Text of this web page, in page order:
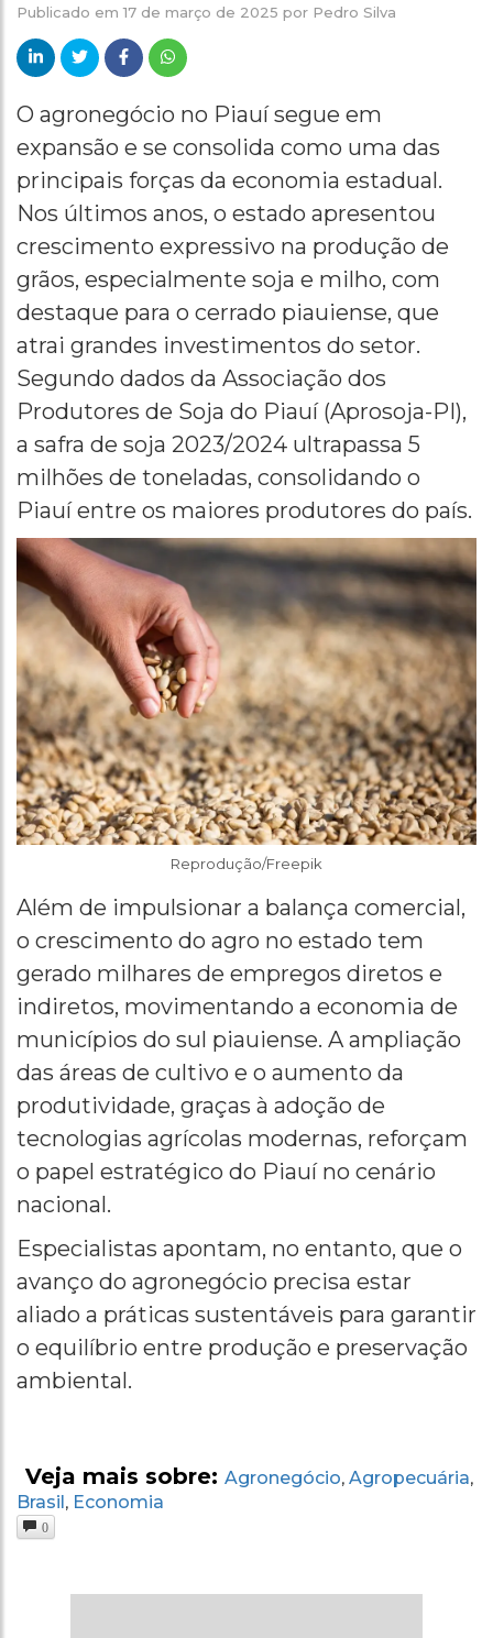
Publicado em17 de março de 2025 por Pedro Silva
O agronegócio no Piauí segue em
expansão e se consolida como uma das
principais forças da economia estadual.
Nos últimos anos, o estado apresentou
crescimento expressivo na produção de
grãos, especialmente soja e milho, com
destaque para o cerrado piauiense, que
atrai grandes investimentos do setor.
Segundo dados da Associação dos
Produtores de Soja do Piauí (Aprosoja-PI),
a safra de soja 2023/2024 ultrapassa 5
milhões de toneladas, consolidando o
Piauí entre os maiores produtores do país.
Reprodução/Freepik
Além de impulsionar a balança comercial,
o crescimento do agro no estado tem
gerado milhares de empregos diretos e
indiretos, movimentando a economia de
municípios do sul piauiense. A ampliação
das áreas de cultivo e o aumento da
produtividade, graças à adoção de
tecnologias agrícolas modernas, reforçam
o papel estratégico do Piauí no cenário
nacional.
Especialistas apontam, no entanto, que o
avanço do agronegócio precisa estar
aliado a práticas sustentáveis para garantir
o equilíbrio entre produção e preservação
ambiental.
Veja mais sobre: Agronegócio, Agropecuária,
Brasil, Economia
0